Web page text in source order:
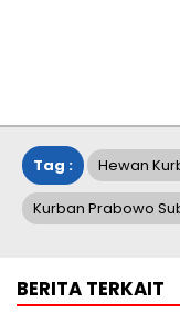
Tag : Hewan
Kurban Prabowo
BERITA TERKAIT